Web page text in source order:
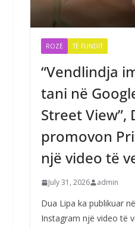
ROZË TË FUNDIT
“Vendlindja
tani në
Street View”,
promovon
një video të
July 31, 2026 admin
Dua Lipa ka publikuar
Instagram një video të